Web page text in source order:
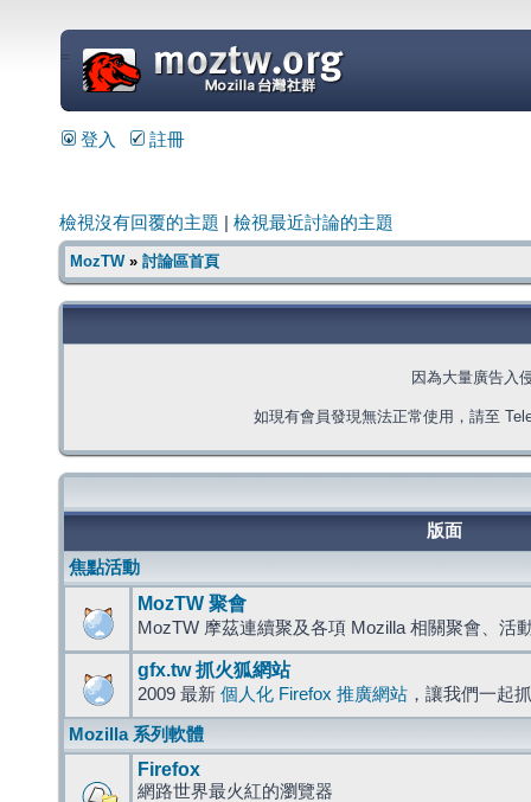
=
登入 註冊
檢視沒有回覆的主題 檢視最近討論的主題
MozTW» 討論區首頁
因為大量廣告入
如現有會員發現無法正常使用，請至
版面
焦點活動
MozTW 聚會
MozTW 摩茲連續聚及各項 Mozilla 相關聚會、活
gfx.tw 抓火狐網站
2009 最新 個人化 Firefox 推廣網站 ，讓我們一起
Mozilla 系列軟體
Firefox
網路世界最火紅的瀏覽器